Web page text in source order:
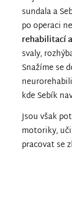
sundala a
po operaci
rehabilitací
svaly,
Snažíme se
kde Sebík
Jsou však
motoriky,
pracovat se